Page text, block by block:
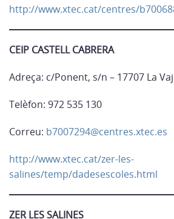
http://www.xtec.cat/centres/
CEIP CASTELL CABRERA
Adreça: c/Ponent, s/n – 17707 La
Telèfon: 972 535 130
Correu: b7007294@centres.xtec.es
http://www.xtec.cat/zer-les-
salines/temp/dadesescoles.html
ZER LES SALINES